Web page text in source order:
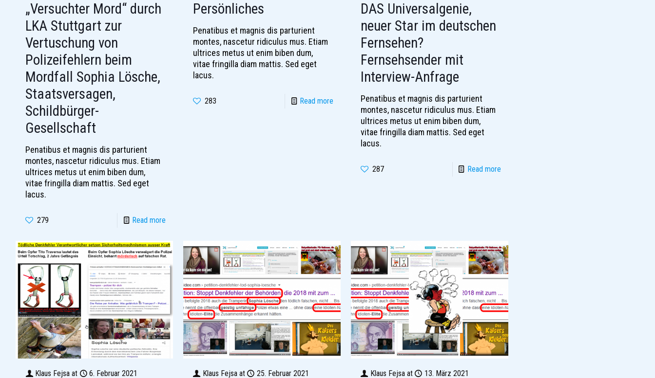
„Versuchter Mord“ durch
LKA Stuttgart zur
Vertuschung von
Polizeifehlern beim
Mordfall Sophia Lösche,
Staatsversagen,
Schildbürger-
Gesellschaft
Penatibus et magnis dis parturient
montes, nascetur ridiculus mus. Etiam
ultrices metus ut enim biben dum,
vitae fringilla diam mattis. Sed eget
lacus.
279 Read more
Persönliches
Penatibus et magnis dis parturient
montes, nascetur ridiculus mus. Etiam
ultrices metus ut enim biben dum,
vitae fringilla diam mattis. Sed eget
lacus.
283 Read more
DAS Universalgenie,
neuer Star im deutschen
Fernsehen?
Fernsehsender mit
Interview-Anfrage
Penatibus et magnis dis parturient
montes, nascetur ridiculus mus. Etiam
ultrices metus ut enim biben dum,
vitae fringilla diam mattis. Sed eget
lacus.
287 Read more
Klaus Fejsa at 6. Februar 2021 Klaus Fejsa at 25. Februar 2021 Klaus Fejsa at 13. März 2021